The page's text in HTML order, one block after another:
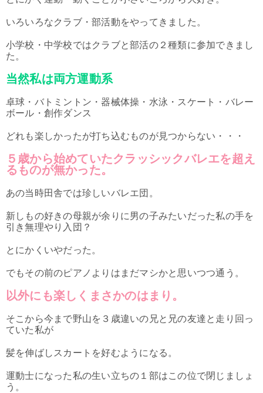
いろいろなクラブ・部活動をやってきました。
小学校・中学校ではクラブと部活の２種類に参加できまし
た。
当然私は両方運動系
卓球・バトミントン・器械体操・水泳・スケート・バレー
ボール・創作ダンス
どれも楽しかったが打ち込むものが見つからない・・・
５歳から始めていたクラッシックバレエを超え
るものが無かった。
あの当時田舎では珍しいバレエ団。
新しもの好きの母親が余りに男の子みたいだった私の手を
引き無理やり入団？
とにかくいやだった。
でもその前のピアノよりはまだマシかと思いつつ通う。
以外にも楽しくまさかのはまり。
そこから今まで野山を３歳違いの兄と兄の友達と走り回っ
ていた私が
髪を伸ばしスカートを好むようになる。
運動士になった私の生い立ちの１部はこの位で閉じましょ
う。